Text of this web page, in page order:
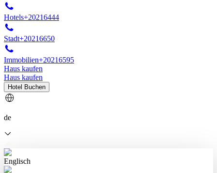
Hotels+20216444
Stadt+20216650
Immobilien+20216595
Haus kaufen
Haus kaufen
Hotel Buchen
de
Englisch